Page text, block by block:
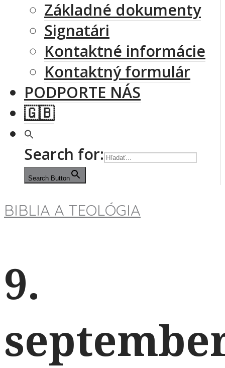
Základné dokumenty
Signatári
Kontaktné informácie
Kontaktný formulár
PODPORTE NÁS
🇬🇧
Search for:
Search Button
BIBLIA A TEOLÓGIA
9.